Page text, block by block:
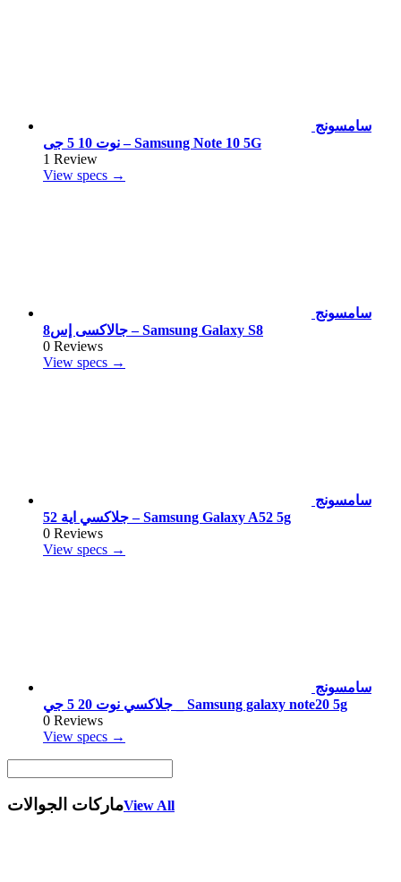
سامسونج
نوت 10 5 جى – Samsung Note 10 5G
1 Review
View specs →
سامسونج
جالاكسى إس8 – Samsung Galaxy S8
0 Reviews
View specs →
سامسونج
جلاكسي اية 52 – Samsung Galaxy A52 5g
0 Reviews
View specs →
سامسونج
جلاكسي نوت 20 5 جي _ Samsung galaxy note20 5g
0 Reviews
View specs →
ماركات الجوالاتView All